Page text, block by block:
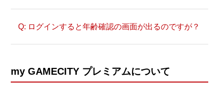
これでGAMECITY市民IDの本登録が完了
します。 画面上にGAMECITY 市民ID
ログインすると年齢確認の画面が出るのですが？
my GAMECITY プレミアムについて